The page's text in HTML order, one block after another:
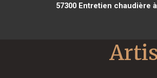
57300 Entretien chaudière